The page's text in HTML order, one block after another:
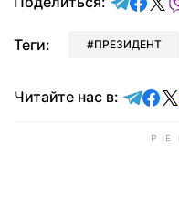
Теги: ПРЕЗИДЕНТ
Читайте нас в: